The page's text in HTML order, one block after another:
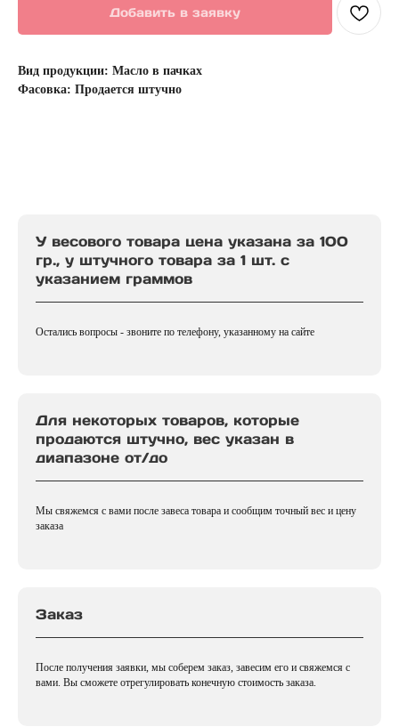
Добавить в заявку
Вид продукции: Масло в пачках
Фасовка: Продается штучно
У весового товара цена указана за 100
гр., у штучного товара за 1 шт. с
указанием граммов
Остались вопросы - звоните по телефону, указанному на сайте
Для некоторых товаров, которые
продаются штучно, вес указан в
диапазоне от/до
Мы свяжемся с вами после завеса товара и сообщим точный вес и цену
заказа
Заказ
После получения заявки, мы соберем заказ, завесим его и свяжемся с
вами. Вы сможете отрегулировать конечную стоимость заказа.